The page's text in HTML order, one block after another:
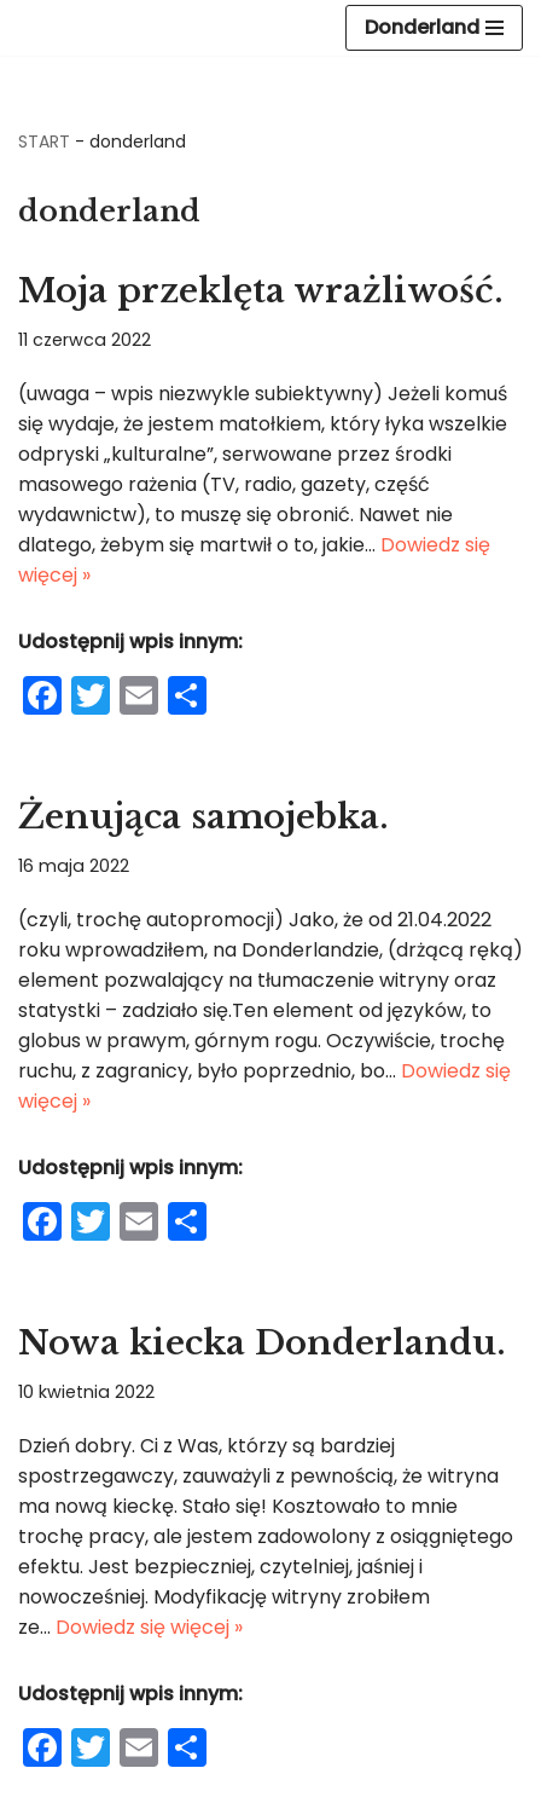
Donderland
START - donderland
donderland
Moja przeklęta wrażliwość.
11 czerwca 2022
(uwaga – wpis niezwykle subiektywny) Jeżeli komuś
się wydaje, że jestem matołkiem, który łyka wszelkie
odpryski „kulturalne”, serwowane przez środki
masowego rażenia (TV, radio, gazety, część
wydawnictw), to muszę się obronić. Nawet nie
dlatego, żebym się martwił o to, jakie… Dowiedz się
więcej »
Udostępnij wpis innym:
F
a
e
b
o
o
k
T
w
er
E
m
l e
Żenująca samojebka.
16 maja 2022
(czyli, trochę autopromocji) Jako, że od 21.04.2022
roku wprowadziłem, na Donderlandzie, (drżącą ręką)
element pozwalający na tłumaczenie witryny oraz
statystki – zadziało się.Ten element od języków, to
globus w prawym, górnym rogu. Oczywiście, trochę
ruchu, z zagranicy, było poprzednio, bo… Dowiedz się
więcej »
Udostępnij wpis innym:
F
a
e
b
o
o
k
T
w
er
E
m
l e
Nowa kiecka Donderlandu.
10 kwietnia 2022
Dzień dobry. Ci z Was, którzy są bardziej
spostrzegawczy, zauważyli z pewnością, że witryna
ma nową kieckę. Stało się! Kosztowało to mnie
trochę pracy, ale jestem zadowolony z osiągniętego
efektu. Jest bezpieczniej, czytelniej, jaśniej i
nowocześniej. Modyfikację witryny zrobiłem
ze… Dowiedz się więcej »
Udostępnij wpis innym:
F
a
T
w
E
m